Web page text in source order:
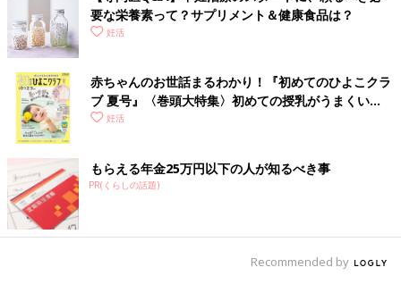
要な栄養素って？サプリメント＆健康食品は？
妊活
赤ちゃんのお世話まるわかり！『初めてのひよこクラ
ブ 夏号』〈巻頭大特集〉初めての授乳がうまくい
く！ おっぱい・ミルクの基本と夏のトラブル 解決テ
妊活
もらえる年金25万円以下の人が知るべき事
PR(くらしの話題)
Recommended by